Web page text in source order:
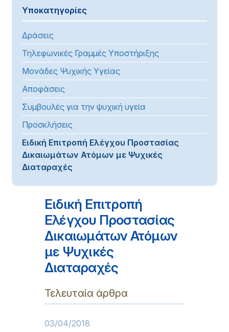
Υποκατηγορίες
Δράσεις
Τηλεφωνικές Γραμμές Υποστήριξης
Μονάδες Ψυχικής Υγείας
Αποφάσεις
Συμβουλές για την ψυχική υγεία
Προσκλήσεις
Ειδική Επιτροπή Ελέγχου Προστασίας
Δικαιωμάτων Ατόμων με Ψυχικές
Διαταραχές
Ειδική Επιτροπή
Ελέγχου Προστασίας
Δικαιωμάτων Ατόμων
με Ψυχικές
Διαταραχές
Τελευταία άρθρα
03/04/2018